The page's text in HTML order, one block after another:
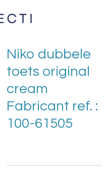
Niko dubbele
toets original
cream
Fabricant ref. :
100-61505